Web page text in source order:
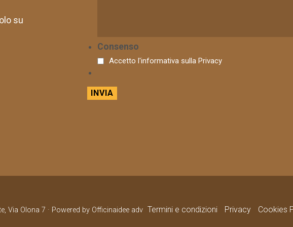
su
Consenso
Accetto l'informativa sulla Privacy
Via Olona 7 · Powered by Officinaidee adv Termini e condizioni Privacy Cookies